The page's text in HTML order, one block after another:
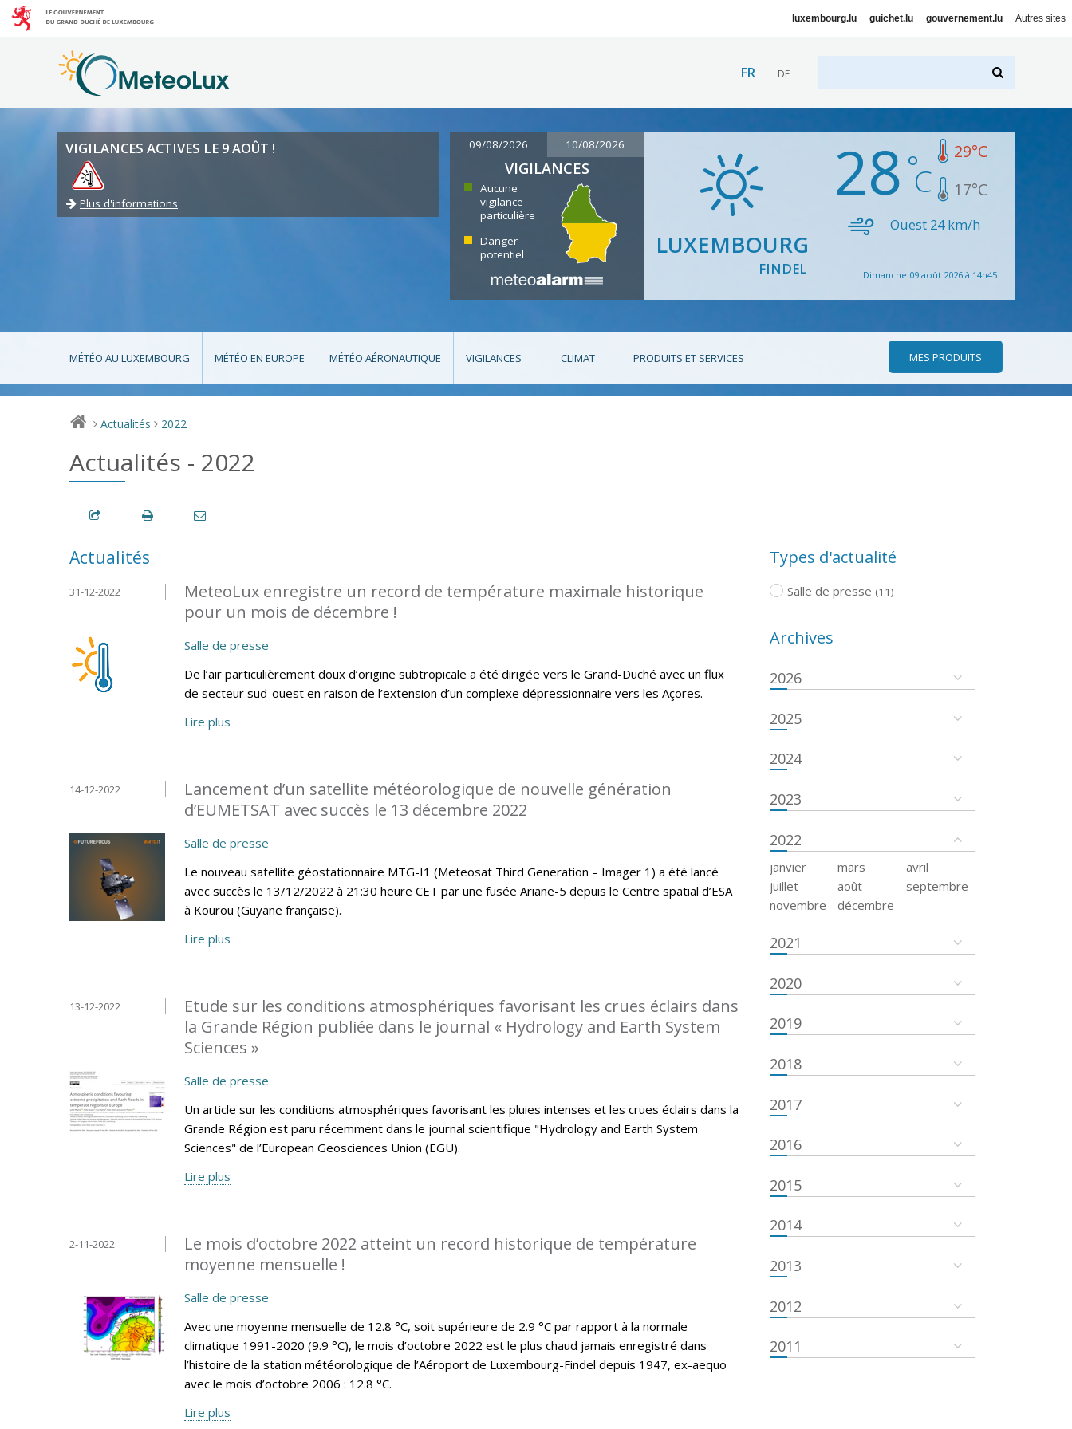
luxembourg.lu guichet.lu gouvernement.lu Autres sites
FR DE
VIGILANCES ACTIVES LE 9 AOÛT !
Plus d'informations
09/08/2026 10/08/2026
VIGILANCES
Aucune
vigilance
particulière
Danger
potentiel
LUXEMBOURG
FINDEL
28 29°C
17°C
Ouest 24km/h
Dimanche 09 août 2026 à 14h45
MÉTÉO AU LUXEMBOURG MÉTÉO EN EUROPE MÉTÉO AÉRONAUTIQUE VIGILANCES CLIMAT PRODUITS ET SERVICES MES PRODUITS
> Actualités > 2022
Actualités - 2022
Actualités
MeteoLux enregistre un record de température maximale historique
pour un mois de décembre !
31-12-2022
Salle de presse
De l’air particulièrement doux d’origine subtropicale a été dirigée vers le Grand-Duché avec un flux
de secteur sud-ouest en raison de l’extension d’un complexe dépressionnaire vers les Açores.
Lire plus
Lancement d’un satellite météorologique de nouvelle génération
d’EUMETSAT avec succès le 13 décembre 2022
14-12-2022
Salle de presse
Le nouveau satellite géostationnaire MTG-I1 (Meteosat Third Generation – Imager 1) a été lancé
avec succès le 13/12/2022 à 21:30 heure CET par une fusée Ariane-5 depuis le Centre spatial d’ESA
à Kourou (Guyane française).
Lire plus
Etude sur les conditions atmosphériques favorisant les crues éclairs dans
la Grande Région publiée dans le journal « Hydrology and Earth System
Sciences »
13-12-2022
Salle de presse
Un article sur les conditions atmosphériques favorisant les pluies intenses et les crues éclairs dans la
Grande Région est paru récemment dans le journal scientifique "Hydrology and Earth System
Sciences" de l’European Geosciences Union (EGU).
Lire plus
Le mois d’octobre 2022 atteint un record historique de température
moyenne mensuelle !
2-11-2022
Salle de presse
Avec une moyenne mensuelle de 12.8 °C, soit supérieure de 2.9 °C par rapport à la normale
climatique 1991-2020 (9.9 °C), le mois d’octobre 2022 est le plus chaud jamais enregistré dans
l’histoire de la station météorologique de l’Aéroport de Luxembourg-Findel depuis 1947, ex-aequo
avec le mois d’octobre 2006 : 12.8 °C.
Lire plus
Types d'actualité
Salle de presse (11)
Archives
2026
2025
2024
2023
2022
janvier mars
avril
juillet
août
septembre
novembre
décembre
2021
2020
2019
2018
2017
2016
2015
2014
2013
2012
2011